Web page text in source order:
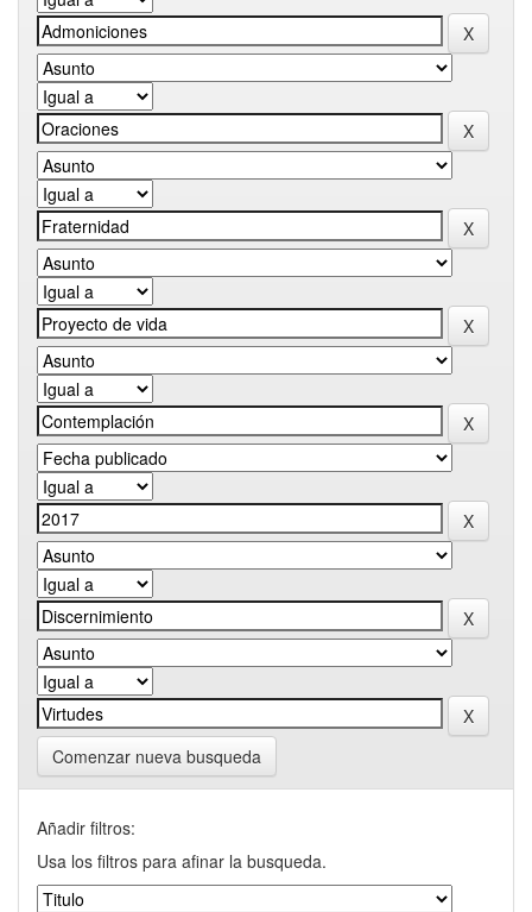
Comenzar nueva busqueda
Añadir filtros:
Usa los filtros para afinar la busqueda.